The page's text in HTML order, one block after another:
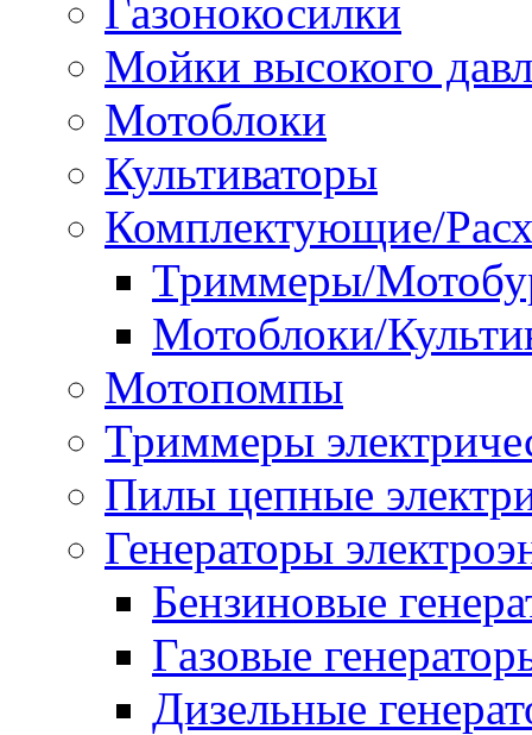
Газонокосилки
Мойки высокого
Мотоблоки
Культиваторы
Комплектующие/
Триммеры/
Мотоблоки/
Мотопомпы
Триммеры
Пилы цепные
Генераторы
Бензиновые
Газовые
Дизельные